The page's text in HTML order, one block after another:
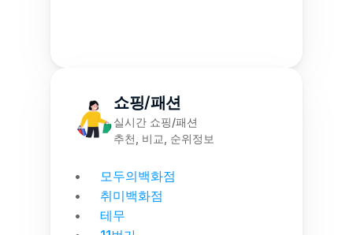
쇼핑/패션
실시간 쇼핑/패션
추천, 비교, 순위정보
모두의백화점
취미백화점
테무